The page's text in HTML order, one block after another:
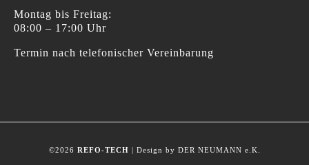
Montag bis Freitag:
08:00 – 17:00 Uhr
Termin nach telefonischer Vereinbarung
©2026 REFO-TECH | Design by DER NEUMANN e.K.